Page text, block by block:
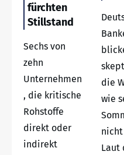
fürchten
Stillstand
Sechs von
zehn
Unternehmen
, die kritische
Rohstoffe
direkt oder
indirekt
die
wie
nicht
Laut